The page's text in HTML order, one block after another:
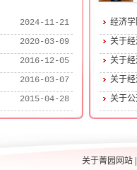
2024-11-21
2020-03-09
2016-12-05
2016-03-07
2015-04-28
经济
关于
关于
关于
关于
关于菁园网站